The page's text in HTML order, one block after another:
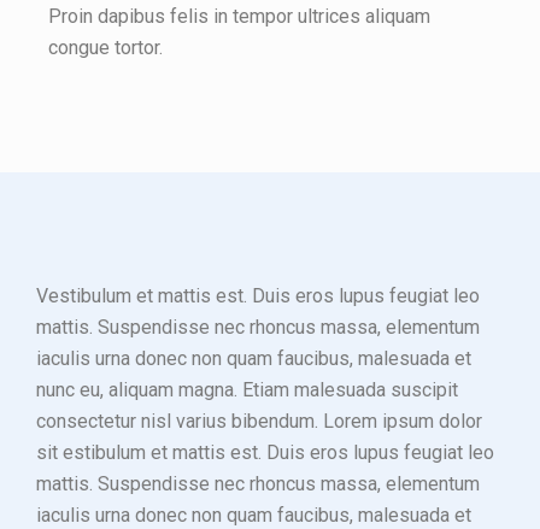
Proin dapibus felis in tempor ultrices aliquam
congue tortor.
Vestibulum et mattis est. Duis eros lupus feugiat leo
mattis. Suspendisse nec rhoncus massa, elementum
iaculis urna donec non quam faucibus, malesuada et
nunc eu, aliquam magna. Etiam malesuada suscipit
consectetur nisl varius bibendum. Lorem ipsum dolor
sit estibulum et mattis est. Duis eros lupus feugiat leo
mattis. Suspendisse nec rhoncus massa, elementum
iaculis urna donec non quam faucibus, malesuada et